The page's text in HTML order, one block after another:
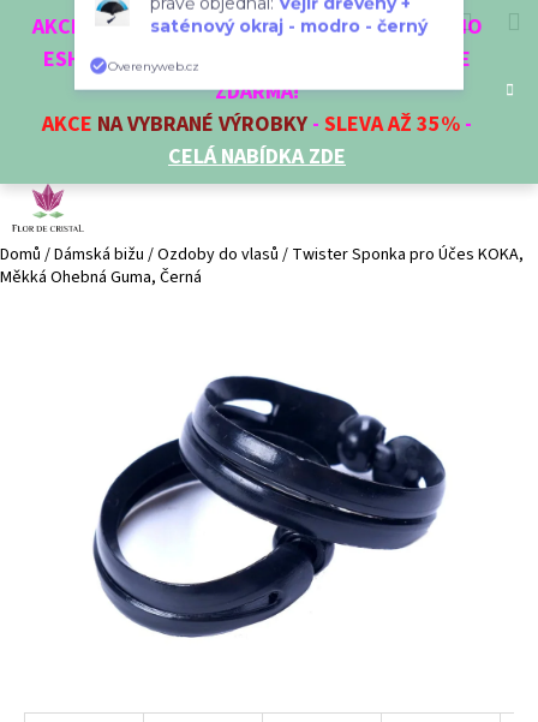
AKCE 3 + 1 ZDARMA. NAKUPTE 4 VĚCI Z NAŠEHO
ESHOPU A ČTVRTÝ NEJLEVNĚJŠÍ DOSTANETE
ZDARMA!
AKCE NA VYBRANÉ VÝROBKY - SLEVA AŽ 35% -
CELÁ NABÍDKA ZDE
CZK HledatPřihlášení
Domů /Dámská bižu /Ozdoby do vlasů / Twister Sponka pro Účes KOKA,
Měkká Ohebná Guma, Černá
Zpět
Zpět
p
o
t
ř
Overenyweb.cz